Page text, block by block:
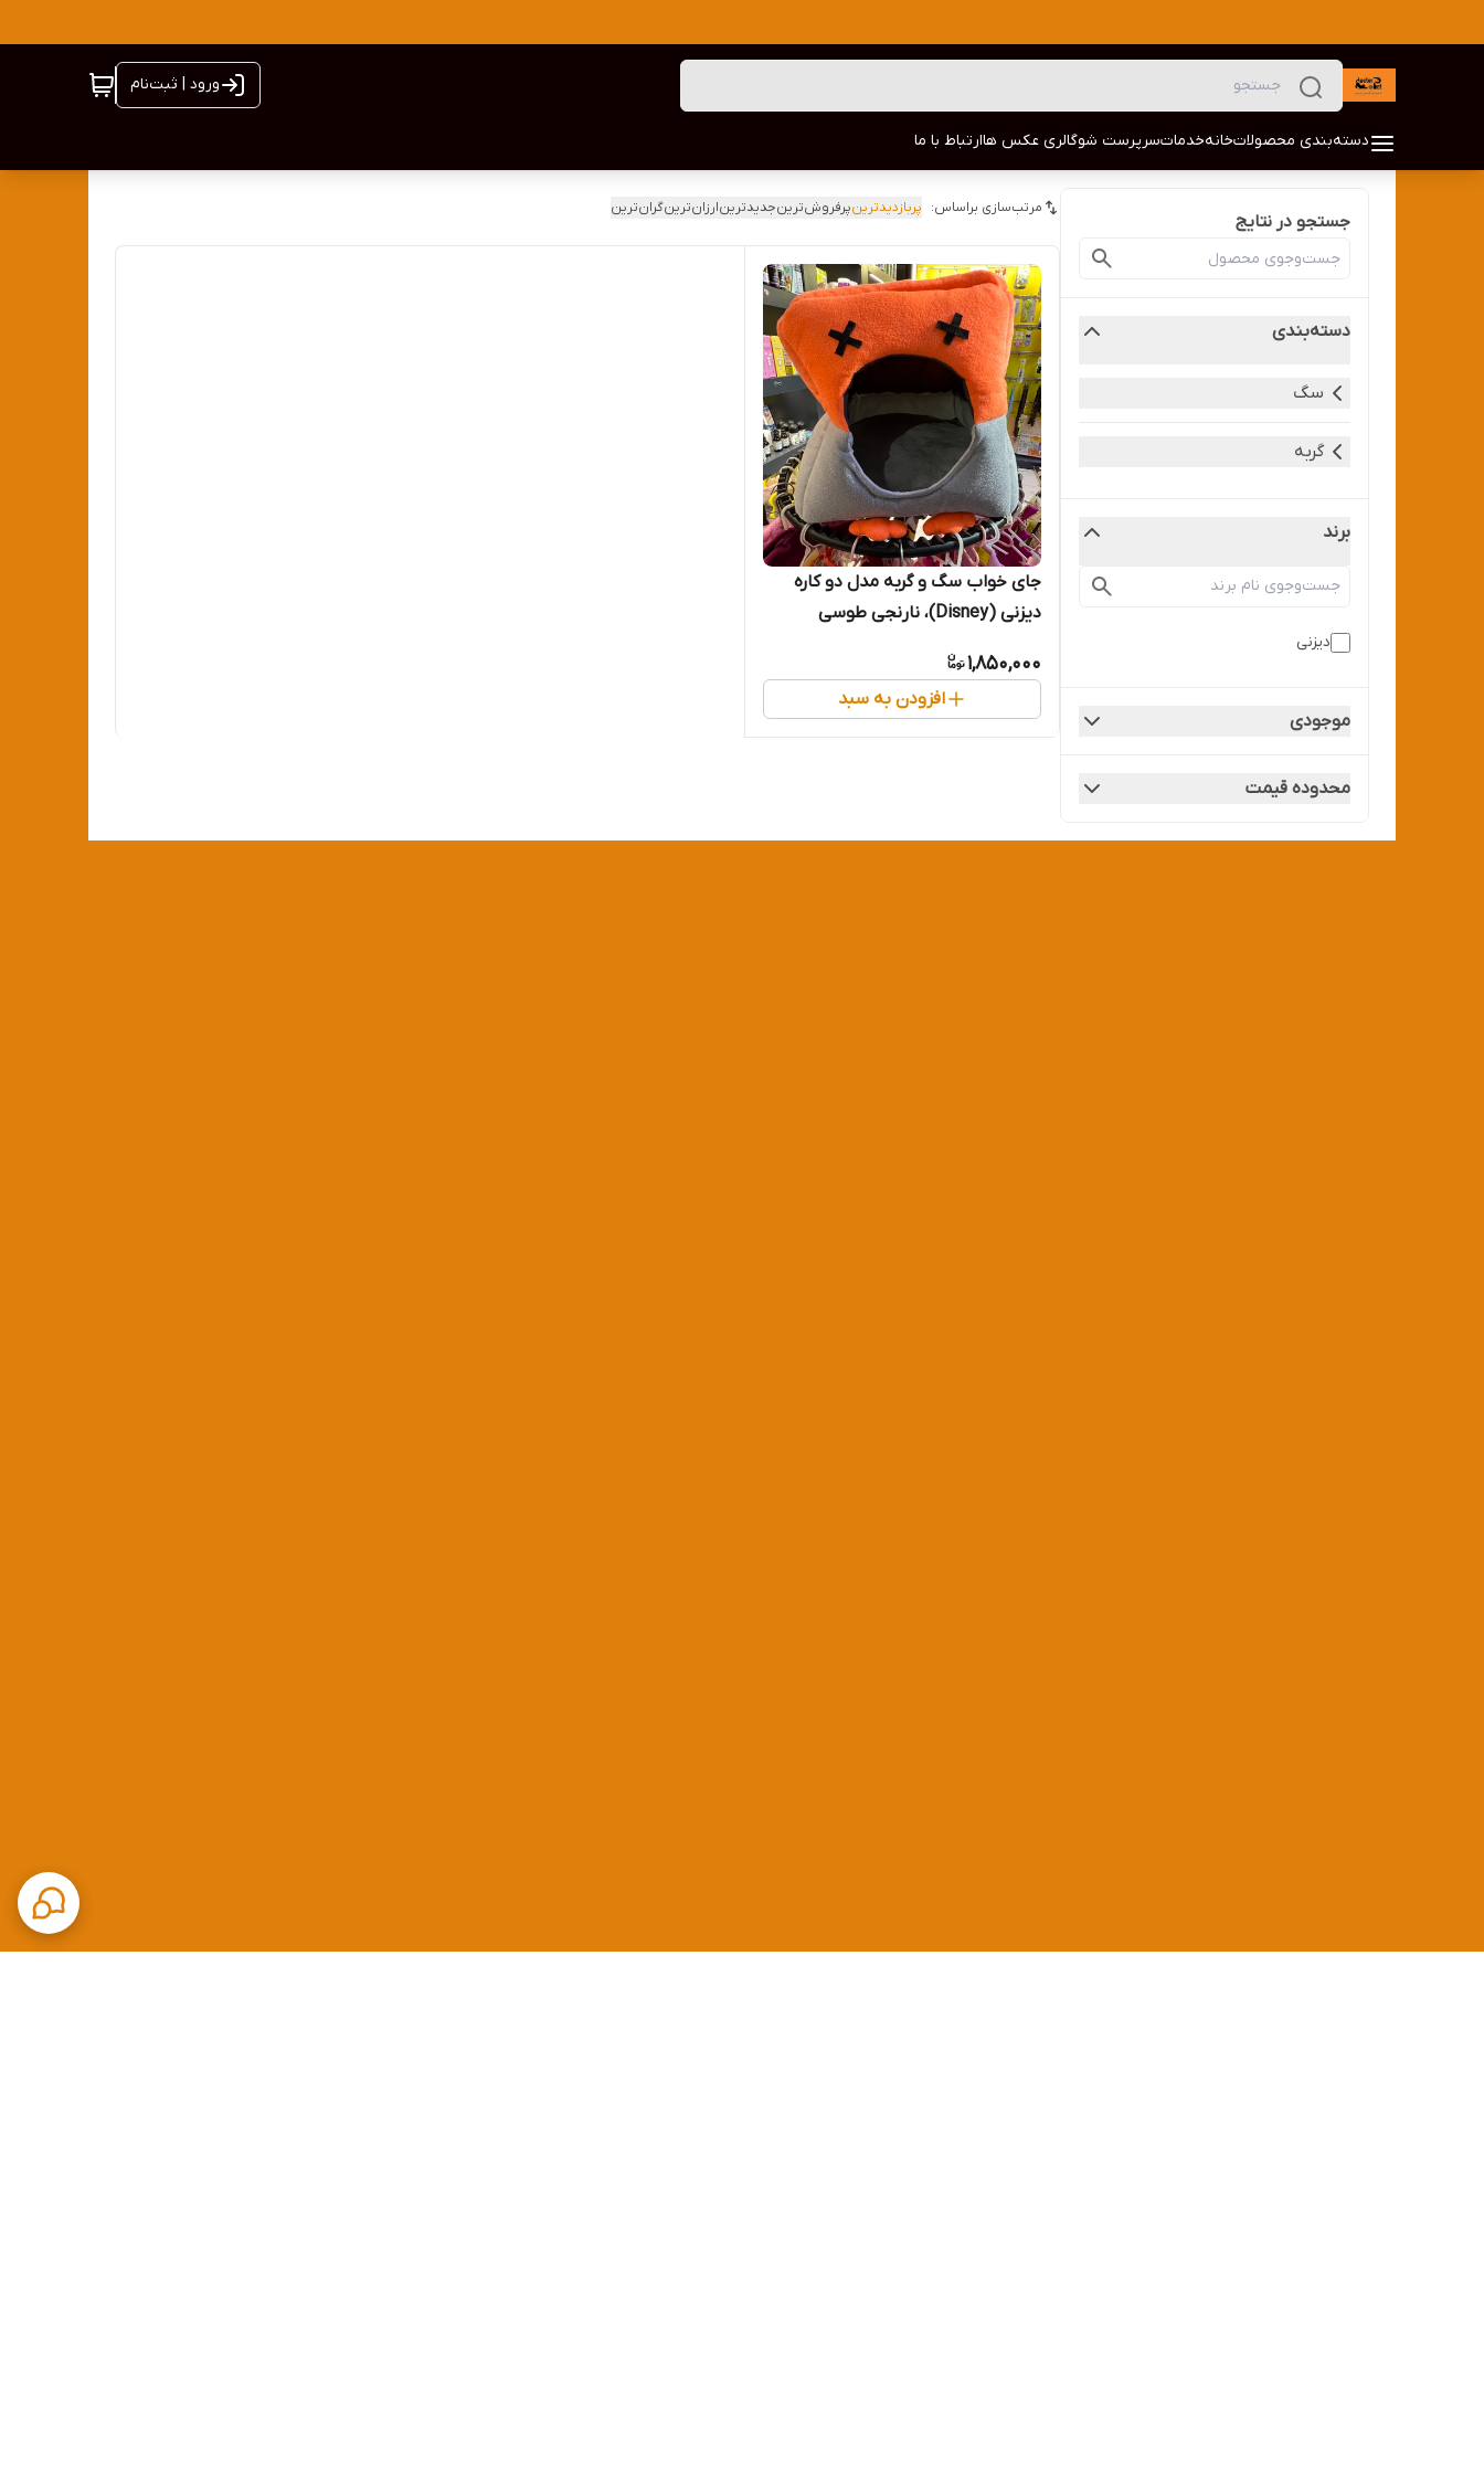
ورود | ثبت‌نام
دسته‌بندی محصولاتخانهخدماتسرپرست شوگالری عکس هاارتباط با ما
جستجو در نتایج
دسته‌بندی
سگ
گربه
برند
دیزنی
موجودی
محدوده قیمت
مرتب‌سازی براساس: پربازدیدترینپرفروش‌ترینجدیدترینارزان‌ترینگران‌ترین
جای خواب سگ و گربه مدل دو کاره
دیزنی (Disney)، نارنجی طوسی
1,850,000
افزودن به سبد